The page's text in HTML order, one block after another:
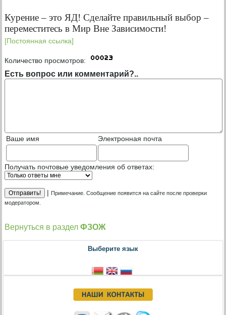
Курение – это ЯД! Сделайте правильный выбор –
переместитесь в Мир Вне Зависимости!
[Постоянная ссылка]
Количество просмотров:
Есть вопрос или комментарий?..
Ваше имя Электронная почта
Получать почтовые уведомления об ответах:
|Примечание. Сообщение появится на сайте после проверки
модератором.
Вернуться в разделФЗОЖ
Выберите язык